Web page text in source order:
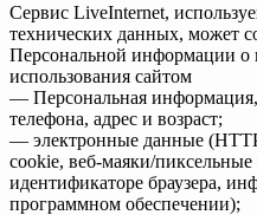
Сервис LiveInternet,
технических данных, может
Персональной информации о
использования сайтом
— Персональная
телефона, адрес и возраст;
— электронные данные
cookie, веб-маяки/
идентификаторе браузера,
программном обеспечении);